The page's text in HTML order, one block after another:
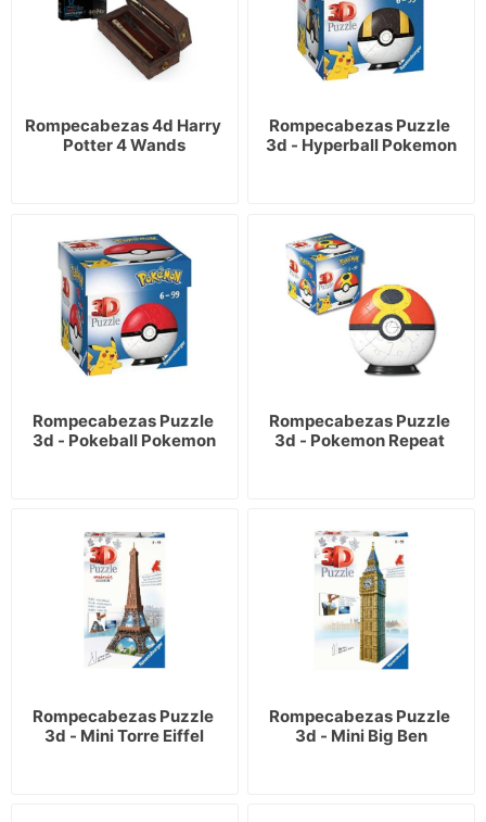
Rompecabezas 4d Harry
Potter 4 Wands
Rompecabezas Puzzle
3d - Hyperball Pokemon
Rompecabezas Puzzle
3d - Pokeball Pokemon
Rompecabezas Puzzle
3d - Pokemon Repeat
Rompecabezas Puzzle
3d - Mini Torre Eiffel
Rompecabezas Puzzle
3d - Mini Big Ben